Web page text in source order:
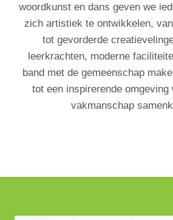
woordkunst en dans geven we
zich artistiek te ontwikkelen,
tot gevorderde
leerkrachten, moderne
band met de gemeenschap
tot een inspirerende omgeving
vakmanschap